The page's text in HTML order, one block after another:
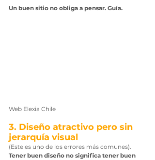
Un buen sitio no obliga a pensar. Guía.
Web Elexia Chile
3. Diseño atractivo pero sin
jerarquía visual
(Este es uno de los errores más comunes).
Tener buen diseño no significa tener buen